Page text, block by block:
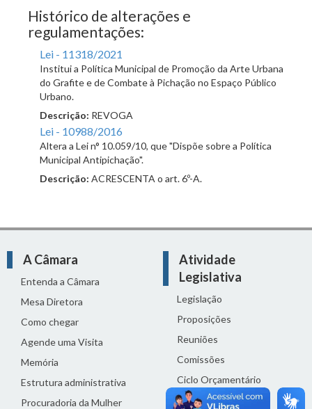
Histórico de alterações e
regulamentações:
Lei - 11318/2021
Institui a Política Municipal de Promoção da Arte Urbana
do Grafite e de Combate à Pichação no Espaço Público
Urbano.
Descrição: REVOGA
Lei - 10988/2016
Altera a Lei n° 10.059/10, que "Dispõe sobre a Política
Municipal Antipichação".
Descrição: ACRESCENTA o art. 6º-A.
A Câmara
Entenda a Câmara
Mesa Diretora
Como chegar
Agende uma Visita
Memória
Estrutura administrativa
Procuradoria da Mulher
Atividade
Legislativa
Legislação
Proposições
Reuniões
Comissões
Ciclo Orçamentário
Homenagens